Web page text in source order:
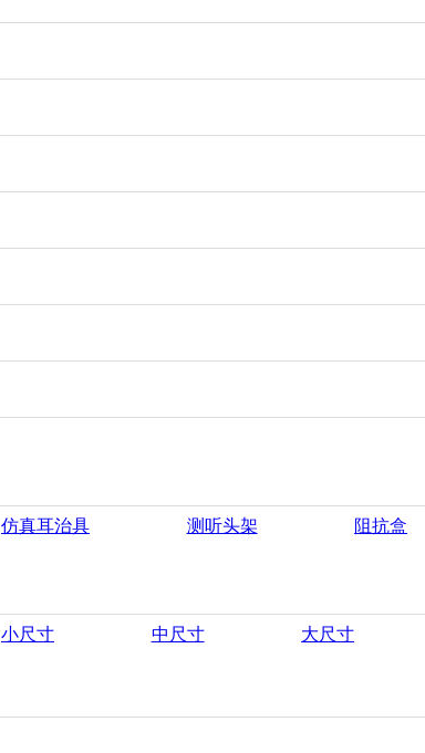
仿真耳治具 测听头架 阻抗盒
小尺寸 中尺寸 大尺寸